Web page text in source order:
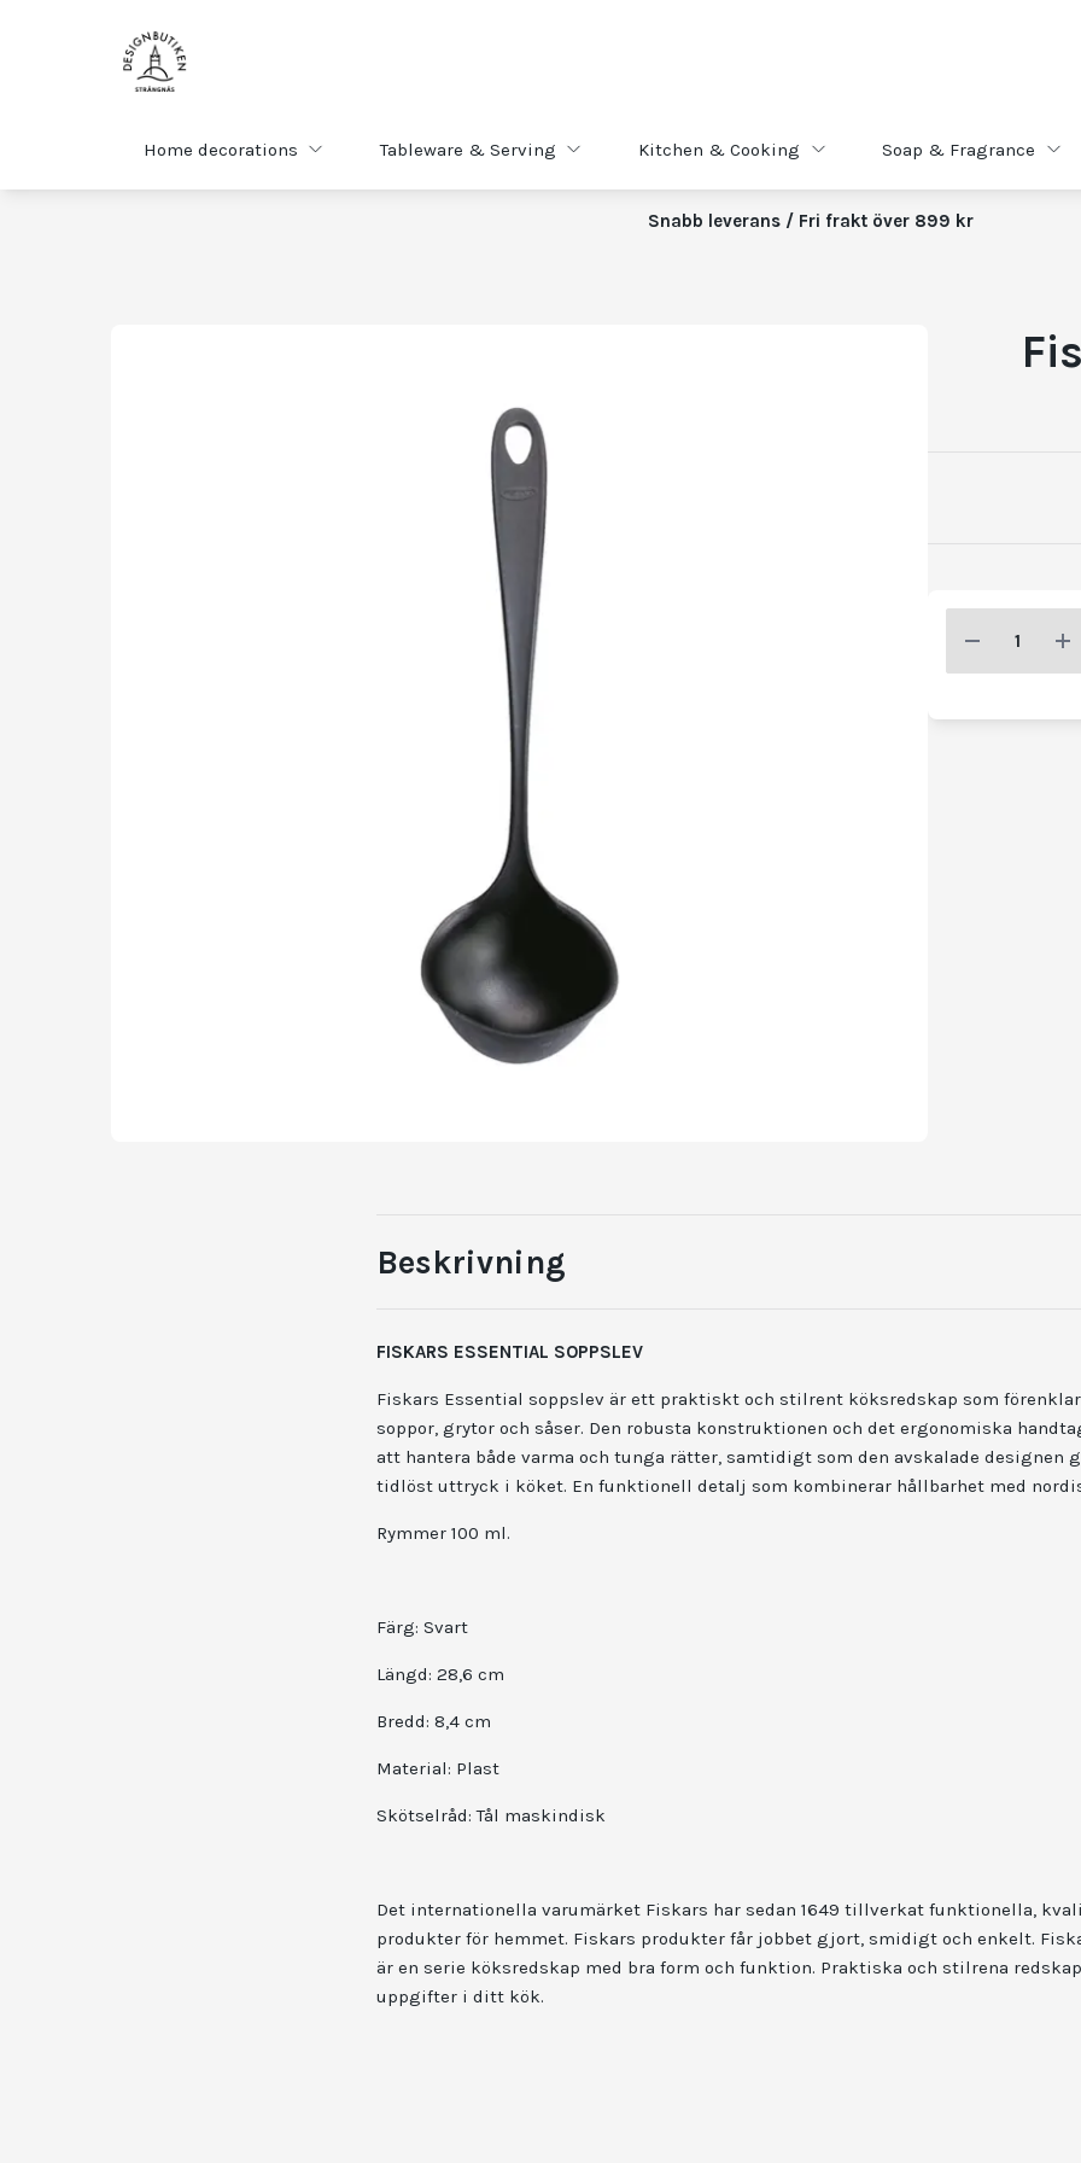
Home decorations Tableware & Serving Kitchen & Cooking Soap & Fragrance
Snabb leverans / Fri frakt över 899 kr
Beskrivning
FISKARS ESSENTIAL SOPPSLEV
Fiskars Essential soppslev är ett praktiskt och stilrent köksredskap som
soppor, grytor och såser. Den robusta konstruktionen och det ergonomiska
att hantera både varma och tunga rätter, samtidigt som den avskalade designen
tidlöst uttryck i köket. En funktionell detalj som kombinerar hållbarhet med
Rymmer 100 ml.
Färg: Svart
Längd: 28,6 cm
Bredd: 8,4 cm
Material: Plast
Skötselråd: Tål maskindisk
Det internationella varumärket Fiskars har sedan 1649 tillverkat funktionella,
produkter för hemmet. Fiskars produkter får jobbet gjort, smidigt och enkelt.
är en serie köksredskap med bra form och funktion. Praktiska och stilrena
uppgifter i ditt kök.